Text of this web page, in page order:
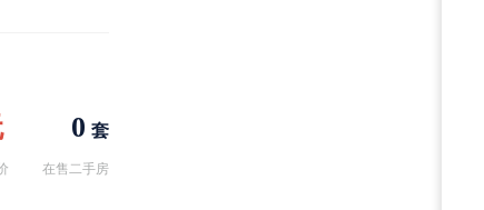
0 套
在售二手房